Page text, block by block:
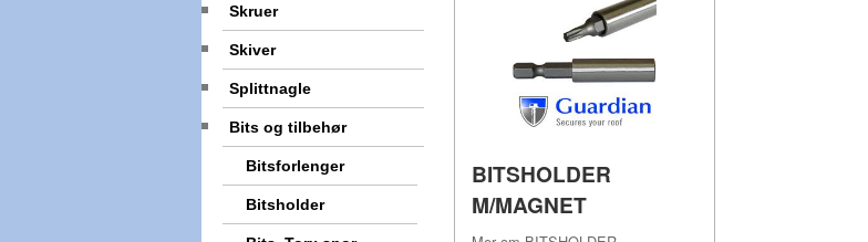
Skruer
Skiver
Splittnagle
Bits og tilbehør
Bitsforlenger
Bitsholder
BITSHOLDER
M/MAGNET